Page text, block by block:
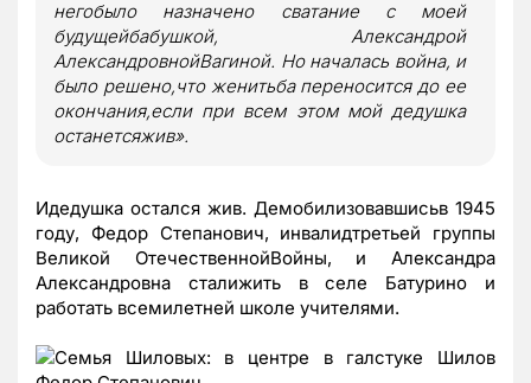
негобыло назначено сватание с моей
будущейбабушкой, Александрой
АлександровнойВагиной. Но началась война, и
было решено,что женитьба переносится до ее
окончания,если при всем этом мой дедушка
останетсяжив».
Идедушка остался жив. Демобилизовавшисьв 1945
году, Федор Степанович, инвалидтретьей группы
Великой ОтечественнойВойны, и Александра
Александровна сталижить в селе Батурино и
работать всемилетней школе учителями.